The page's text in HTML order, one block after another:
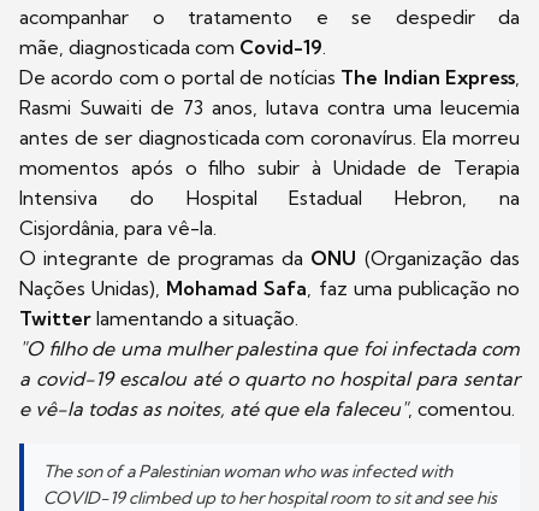
acompanhar o tratamento e se despedir da
mãe, diagnosticada com Covid-19
De acordo com o portal de notícias The Indian Express
Rasmi Suwaiti de 73 anos, lutava contra uma leucemia
antes de ser diagnosticada com coronavírus. Ela morreu
momentos após o filho subir à Unidade de Terapia
Intensiva do Hospital Estadual Hebron, na
Cisjordânia, para vê-la.
O integrante de programas da ONU (Organização das
Nações Unidas), Mohamad Safa , faz uma publicação no
Twitter lamentando a situação.
"O filho de uma mulher palestina que foi infectada com
a covid-19 escalou até o quarto no hospital para sentar
e vê-la todas as noites, até que ela faleceu", comentou.
The son of a Palestinian woman who was infected with
COVID-19 climbed up to her hospital room to sit and see his